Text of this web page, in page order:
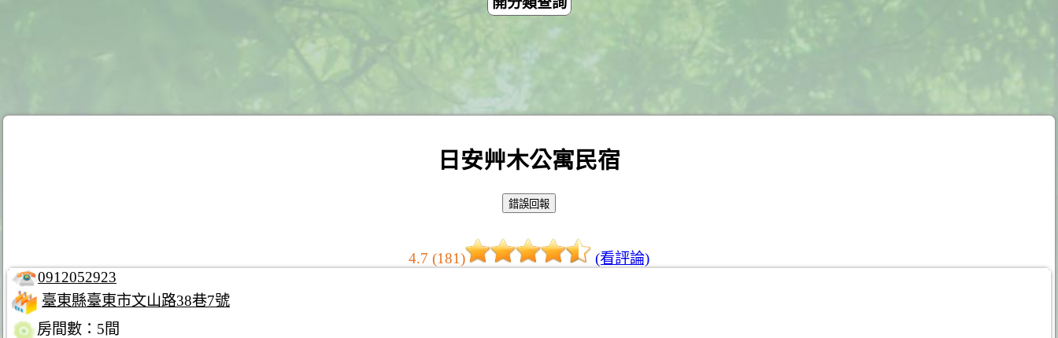
日安艸木公寓民宿
4.7 (181)
(看評論)
0912052923
臺東縣臺東市文山路38巷7號
房間數：5間